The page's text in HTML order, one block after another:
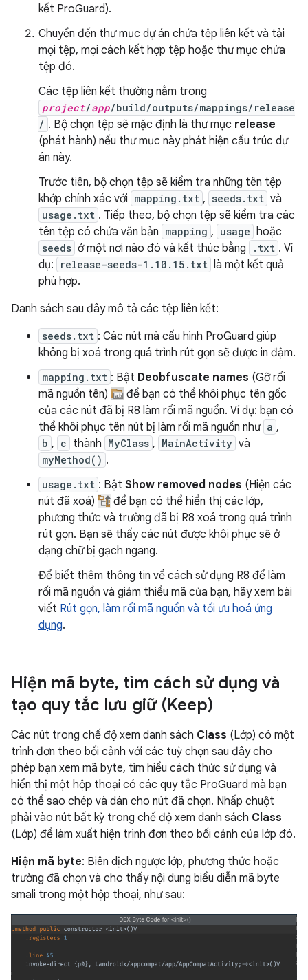
kết ProGuard).
Chuyển đến thư mục dự án chứa tệp liên kết và tải
mọi tệp, mọi cách kết hợp tệp hoặc thư mục chứa
tệp đó.
Các tệp liên kết thường nằm trong
project/app/build/outputs/mappings/release
/ . Bộ chọn tệp sẽ mặc định là thư mục release
(phát hành) nếu thư mục này phát hiện cấu trúc dự
án này.
Trước tiên, bộ chọn tệp sẽ kiểm tra những tên tệp
khớp chính xác với mapping.txt , seeds.txt và
usage.txt . Tiếp theo, bộ chọn tệp sẽ kiểm tra các
tên tệp có chứa văn bản mapping , usage hoặc
seeds ở một nơi nào đó và kết thúc bằng .txt . Ví
dụ:
release-seeds-1.10.15.txt là một kết quả
phù hợp.
Danh sách sau đây mô tả các tệp liên kết:
seeds.txt : Các nút mà cấu hình ProGuard giúp
không bị xoá trong quá trình rút gọn sẽ được in đậm.
mapping.txt : Bật Deobfuscate names (Gỡ rối
mã nguồn tên)
để bạn có thể khôi phục tên gốc
của các nút đã bị R8 làm rối mã nguồn. Ví dụ: bạn có
thể khôi phục tên nút bị làm rối mã nguồn như a ,
b , c thành MyClass , MainActivity và
myMethod() .
usage.txt : Bật Show removed nodes (Hiện các
nút đã xoá)
để bạn có thể hiển thị các lớp,
phương thức và trường đã bị R8 xoá trong quá trình
rút gọn. Bạn sẽ thấy các nút được khôi phục sẽ ở
dạng chữ bị gạch ngang.
Để biết thêm thông tin về cách sử dụng R8 để làm
rối mã nguồn và giảm thiểu mã của bạn, hãy xem bài
viết Rút gọn, làm rối mã nguồn và tối ưu hoá ứng
dụng.
Hiện mã byte, tìm cách sử dụng và
tạo quy tắc lưu giữ (Keep)
Các nút trong chế độ xem danh sách Class (Lớp) có một
trình đơn theo bối cảnh với các tuỳ chọn sau đây cho
phép bạn xem mã byte, tìm hiểu cách thức sử dụng và
hiển thị một hộp thoại có các quy tắc ProGuard mà bạn
có thể sao chép và dán cho nút đã chọn. Nhấp chuột
phải vào nút bất kỳ trong chế độ xem danh sách Class
(Lớp) để làm xuất hiện trình đơn theo bối cảnh của lớp đó.
Hiện mã byte: Biên dịch ngược lớp, phương thức hoặc
trường đã chọn và cho thấy nội dung biểu diễn mã byte
smali trong một hộp thoại, như sau: